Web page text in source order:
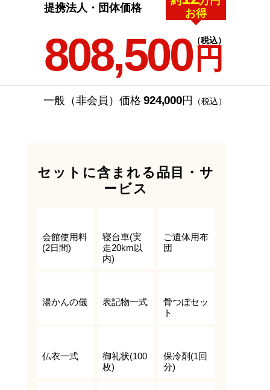
提携法人・団体価格
808,500 円
（税込）
お得
一般（非会員）価格 924,000円 （税込）
セットに含まれる品目・サ
ービス
会館使用料
(2日間)
寝台車(実
走20km以
内)
ご遺体用布
団
湯かんの儀 表記物一式
骨つぼセッ
ト
仏衣一式
御礼状(100
枚)
保冷剤(1回
分)